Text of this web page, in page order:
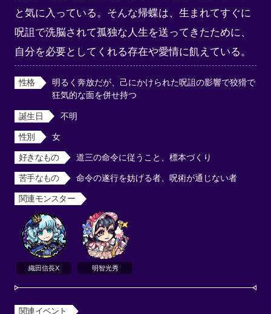
と気に入っている。そんな帰蝶は、生まれてすぐに
呪詛で洗脳されて孤独な人生を送ってきたために、
自分を必要としてくれる存在や愛情に飢えている。
性格
明るく奔放だが、己にかけられた呪詛の影響で狡猾で
狂気的な面を併せ持つ
誕生日 不明
性別 女
好きなもの 道三の命令に従うこと、標本づくり
苦手なもの 命令の遂行を妨げる者、呪術が通じない者
関連モンスター
織田信長X 明智光秀
関連イベント